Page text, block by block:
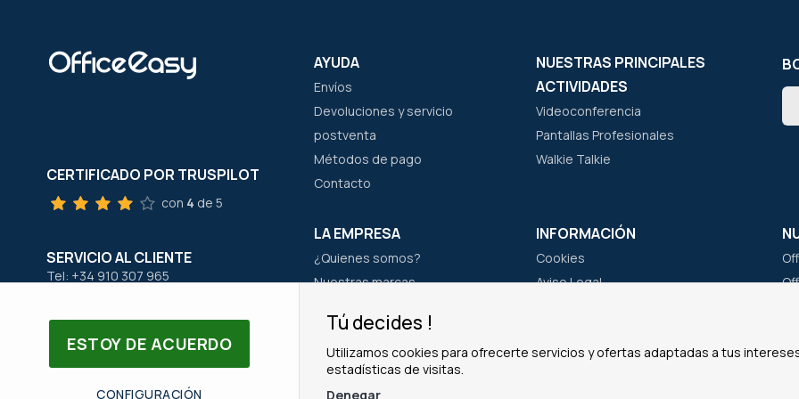
ESTOY DE ACUERDO
CONFIGURACIÓN
Tú decides !
Utilizamos cookies para ofrecerte servicios y ofertas adaptadas a tus
estadísticas de visitas.
Denegar
CERTIFICADO POR TRUSPILOT
con 4 de 5
SERVICIO AL CLIENTE
Tel: +34 910 307 965
AYUDA
Envíos
Devoluciones y servicio
postventa
Métodos de pago
Contacto
NUESTRAS PRINCIPALES
ACTIVIDADES
Videoconferencia
Pantallas Profesionales
Walkie Talkie
LA EMPRESA
¿Quienes somos?
Nuestras marcas
INFORMACIÓN
Cookies
Aviso Legal
Condiciones Generales de Venta